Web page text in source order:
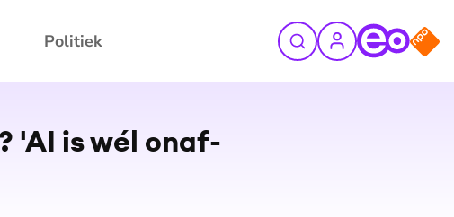
Politiek
©Pexels
'AI is wél on­af­